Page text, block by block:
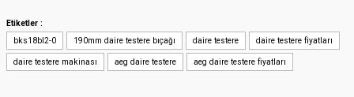
Etiketler :
bks18bl2-0
190mm daire testere bıçağı daire testere daire testere fiyatları
daire testere makinası aeg daire testere aeg daire testere fiyatları